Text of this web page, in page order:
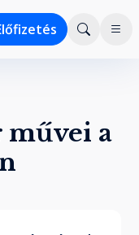
művei a